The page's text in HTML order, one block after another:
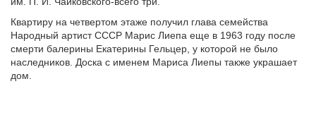
Квартиру на четвертом этаже получил глава семейства
Народный артист СССР Марис Лиепа еще в 1963 году после
смерти балерины Екатерины Гельцер, у которой не было
наследников. Доска с именем Мариса Лиепы также украшает
дом.